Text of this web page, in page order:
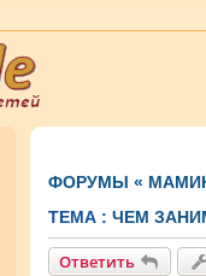
ФОРУМЫ «
ТЕМА : ЧЕМ
Ответить